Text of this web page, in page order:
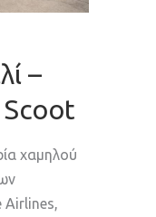
–
Scoot
χαμηλού
Airlines,